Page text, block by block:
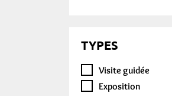
TYPES
Visite guidée
Exposition